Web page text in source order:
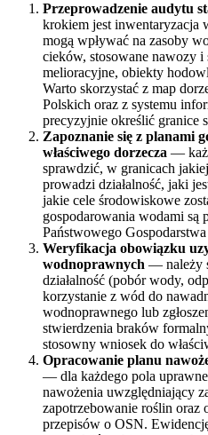
Przeprowadzenie audytu
krokiem jest inwentaryzacja
mogą wpływać na zasoby
cieków, stosowane nawozy
melioracyjne, obiekty
Warto skorzystać z map
Polskich oraz z systemu
precyzyjnie określić granice
Zapoznanie się z planami
właściwego dorzecza —
sprawdzić, w granicach
prowadzi działalność, jaki
jakie cele środowiskowe
gospodarowania wodami są
Państwowego
Weryfikacja obowiązku
wodnoprawnych — należy
działalność (pobór wody,
korzystanie z wód do
wodnoprawnego lub
stwierdzenia braków
stosowny wniosek do
Opracowanie planu
— dla każdego pola
nawożenia uwzględniający
zapotrzebowanie roślin oraz
przepisów o OSN.